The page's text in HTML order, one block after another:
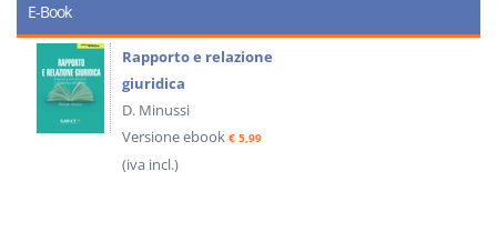
E-Book
Rapporto e relazione
giuridica
D. Minussi
Versione ebook € 5,99
(iva incl.)